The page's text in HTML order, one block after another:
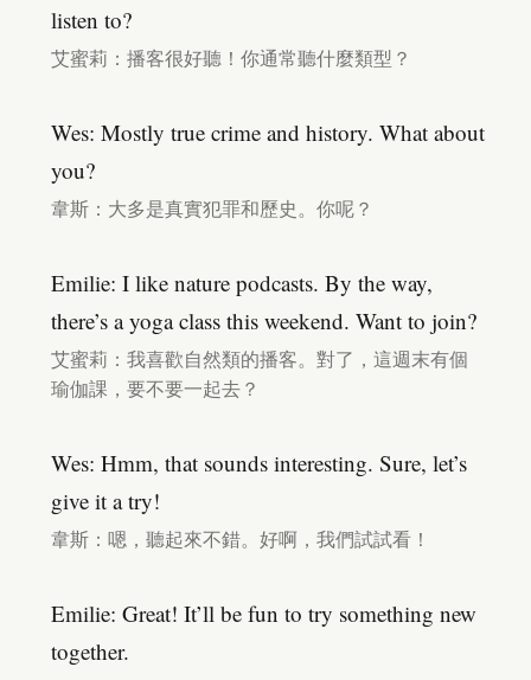
listen to?
艾蜜莉：播客很好聽！你通常聽什麼類型？
Wes: Mostly true crime and history. What about
you?
韋斯：大多是真實犯罪和歷史。你呢？
Emilie: I like nature podcasts. By the way,
there’s a yoga class this weekend. Want to join?
艾蜜莉：我喜歡自然類的播客。對了，這週末有個
瑜伽課，要不要一起去？
Wes: Hmm, that sounds interesting. Sure, let’s
give it a try!
韋斯：嗯，聽起來不錯。好啊，我們試試看！
Emilie: Great! It’ll be fun to try something new
together.